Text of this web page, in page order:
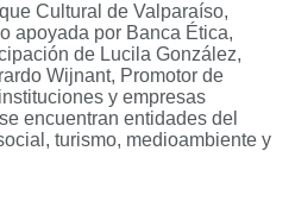
Cultural de Valparaíso,
apoyada por Banca Ética,
de Lucila González,
Wijnant, Promotor de
y empresas
encuentran entidades del
turismo, medioambiente y